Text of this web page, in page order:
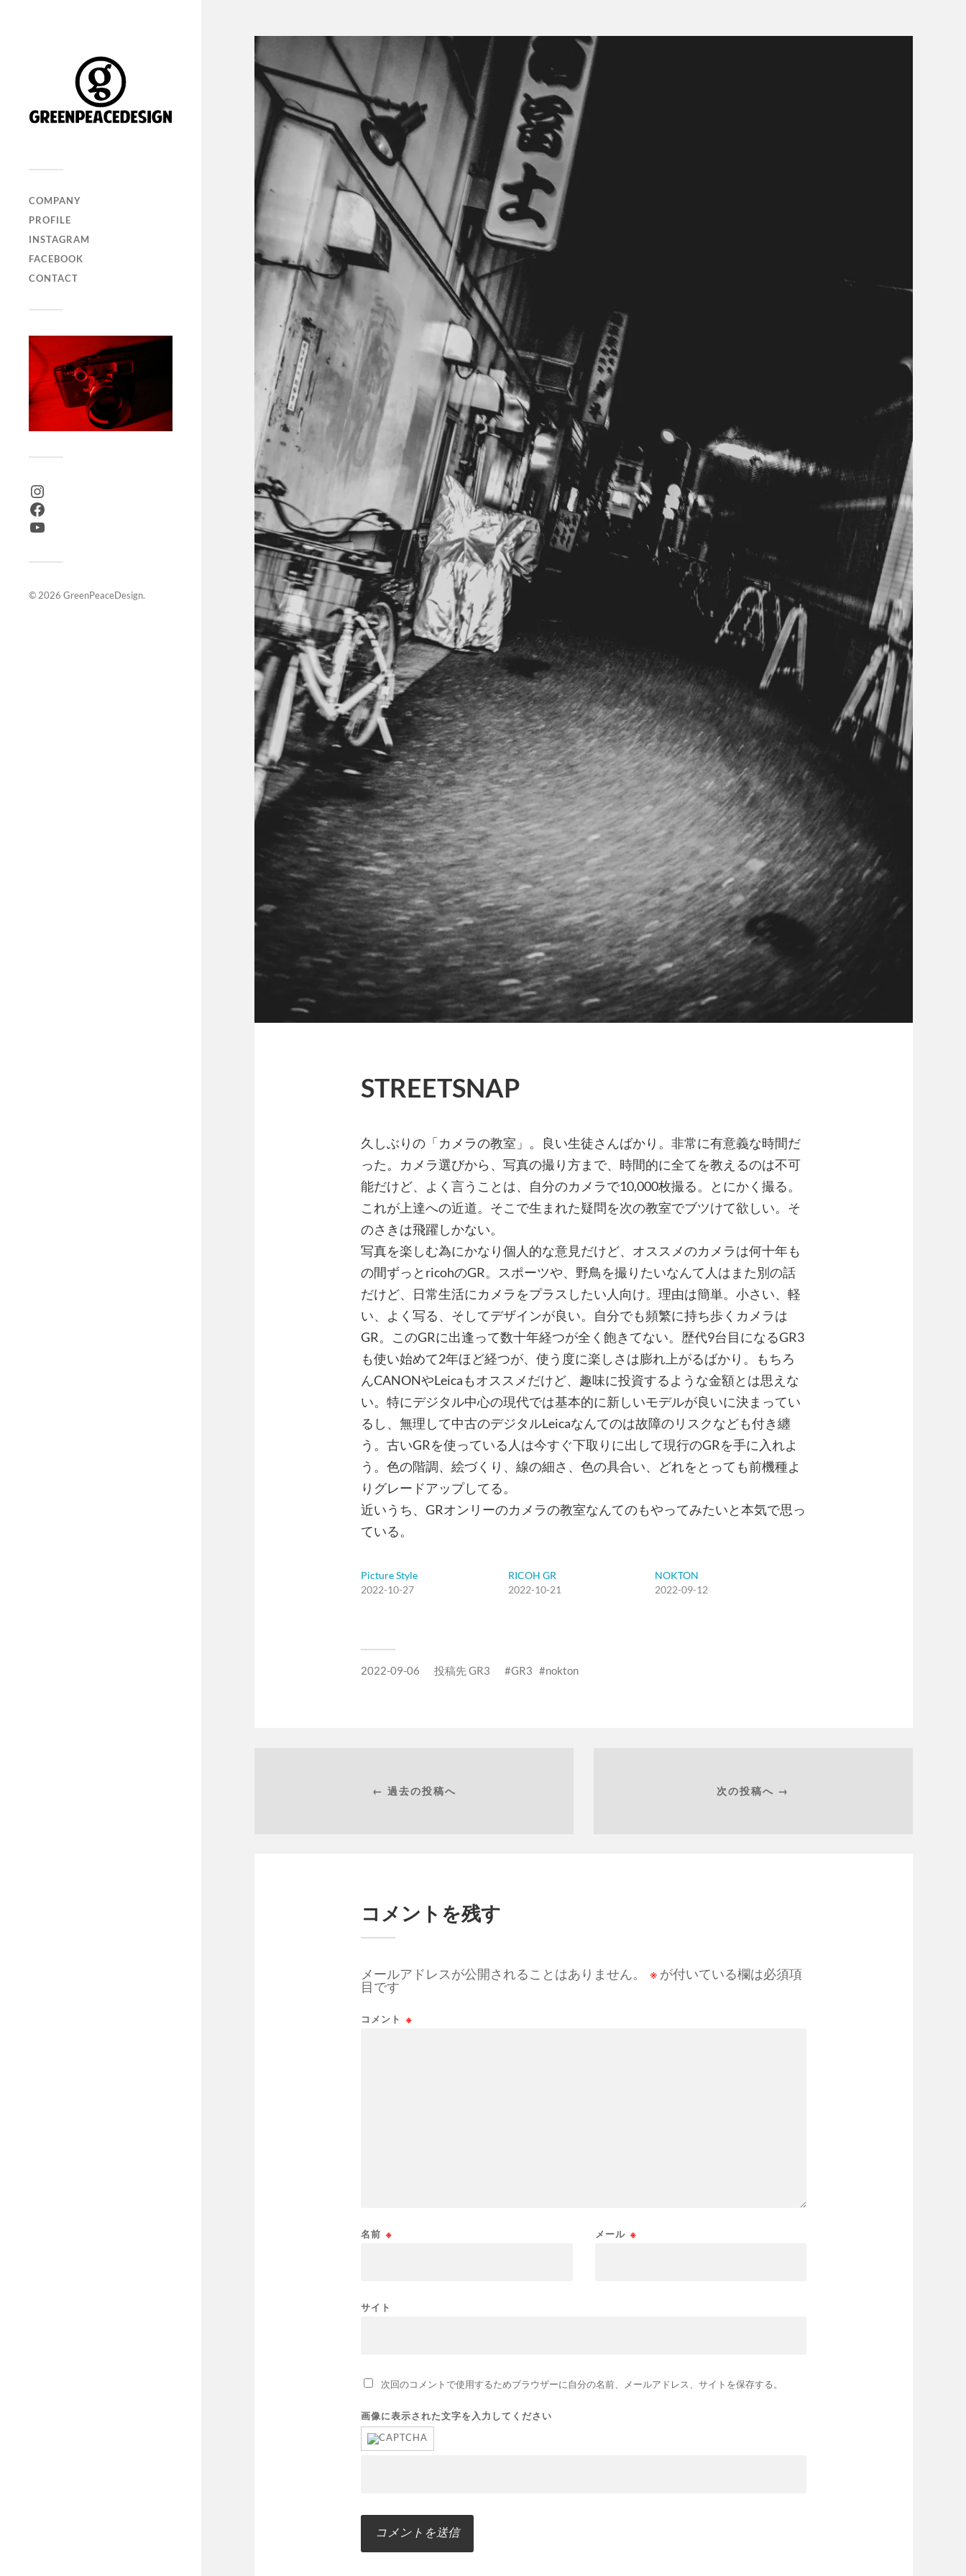
COMPANY
PROFILE
INSTAGRAM
FACEBOOK
CONTACT
© 2026 GreenPeaceDesign.
STREETSNAP
久しぶりの「カメラの教室」。良い生徒さんばかり。非常に有意義な時間だ
った。カメラ選びから、写真の撮り方まで、時間的に全てを教えるのは不可
能だけど、よく言うことは、自分のカメラで10,000枚撮る。とにかく撮る。
これが上達への近道。そこで生まれた疑問を次の教室でブツけて欲しい。そ
のさきは飛躍しかない。
写真を楽しむ為にかなり個人的な意見だけど、オススメのカメラは何十年も
の間ずっとricohのGR。スポーツや、野鳥を撮りたいなんて人はまた別の話
だけど、日常生活にカメラをプラスしたい人向け。理由は簡単。小さい、軽
い、よく写る、そしてデザインが良い。自分でも頻繁に持ち歩くカメラは
GR。このGRに出逢って数十年経つが全く飽きてない。歴代9台目になるGR3
も使い始めて2年ほど経つが、使う度に楽しさは膨れ上がるばかり。もちろ
んCANONやLeicaもオススメだけど、趣味に投資するような金額とは思えな
い。特にデジタル中心の現代では基本的に新しいモデルが良いに決まってい
るし、無理して中古のデジタルLeicaなんてのは故障のリスクなども付き纏
う。古いGRを使っている人は今すぐ下取りに出して現行のGRを手に入れよ
う。色の階調、絵づくり、線の細さ、色の具合い、どれをとっても前機種よ
りグレードアップしてる。
近いうち、GRオンリーのカメラの教室なんてのもやってみたいと本気で思っ
ている。
Picture Style
2022-10-27
RICOH GR
2022-10-21
NOKTON
2022-09-12
2022-09-06 投稿先GR3 GR3 nokton
← 過去の投稿へ 次の投稿へ →
コメントを残す
メールアドレスが公開されることはありません。 ※ が付いている欄は必須項
目です
コメント ※
名前 ※ メール ※
サイト
次回のコメントで使用するためブラウザーに自分の名前、メールアドレス、サイトを保存する。
画像に表示された文字を入力してください